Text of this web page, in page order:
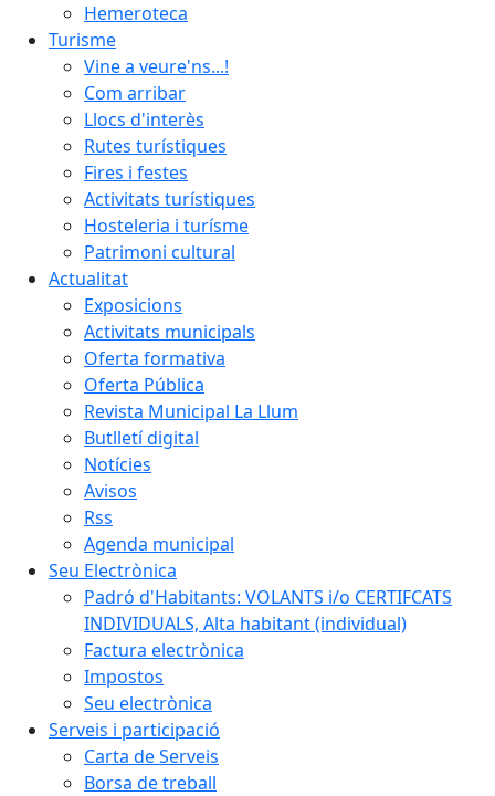
Hemeroteca
Turisme
Vine a veure'ns...!
Com arribar
Llocs d'interès
Rutes turístiques
Fires i festes
Activitats turístiques
Hosteleria i turísme
Patrimoni cultural
Actualitat
Exposicions
Activitats municipals
Oferta formativa
Oferta Pública
Revista Municipal La Llum
Butlletí digital
Notícies
Avisos
Rss
Agenda municipal
Seu Electrònica
Padró d'Habitants: VOLANTS i/o CERTIFCATS
INDIVIDUALS, Alta habitant (individual)
Factura electrònica
Impostos
Seu electrònica
Serveis i participació
Carta de Serveis
Borsa de treball